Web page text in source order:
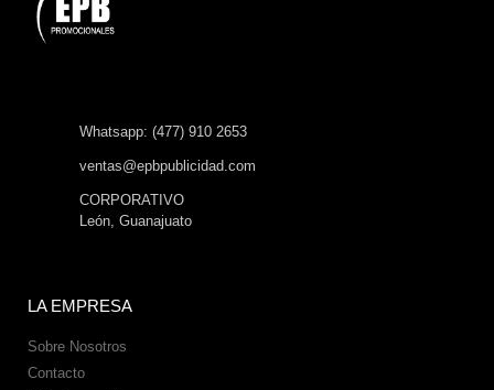
Whatsapp: (477) 910 2653
ventas@epbpublicidad.com
CORPORATIVO
León, Guanajuato
LA EMPRESA
Sobre Nosotros
Contacto